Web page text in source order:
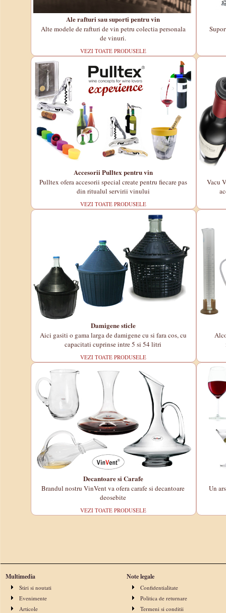
Ale rafturi sau suporti pentru vin
Alte modele de rafturi de vin petru colectia personala
de vinuri.
VEZI TOATE PRODUSELE
Accesorii Pulltex pentru vin
Pulltex ofera accesorii special create pentru fiecare pas
din ritualul servirii vinului
VEZI TOATE PRODUSELE
Vacu
Damigene sticle
Aici gasiti o gama larga de damigene cu si fara cos, cu
capacitati cuprinse intre 5 si 54 litri
VEZI TOATE PRODUSELE
Decantoare si Carafe
Brandul nostru VinVent va ofera carafe si decantoare
deosebite
VEZI TOATE PRODUSELE
Un
Multimedia
Stiri si noutati
Evenimente
Articole
Note legale
Confidentialitate
Politica de returnare
Termeni si conditii